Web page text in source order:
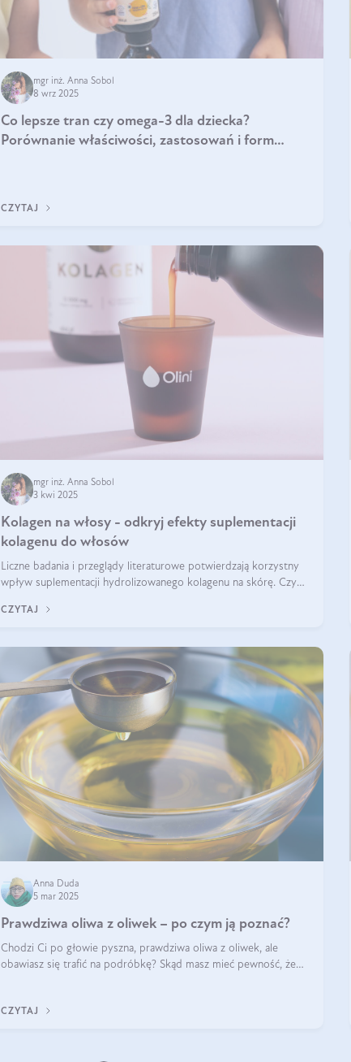
mgr inż. Anna Sobol
8 wrz 2025
Co lepsze tran czy omega-3 dla dziecka?
Porównanie właściwości, zastosowań i form
CZYTAJ
mgr inż. Anna Sobol
3 kwi 2025
Kolagen na włosy - odkryj efekty suplementacji
kolagenu do włosów
Liczne badania i przeglądy literaturowe potwierdzają korzystny
wpływ suplementacji hydrolizowanego kolagenu na skórę. Czy
CZYTAJ
Anna Duda
5 mar 2025
Prawdziwa oliwa z oliwek – po czym ją poznać?
Chodzi Ci po głowie pyszna, prawdziwa oliwa z oliwek, ale
obawiasz się trafić na podróbkę? Skąd masz mieć pewność, że
CZYTAJ